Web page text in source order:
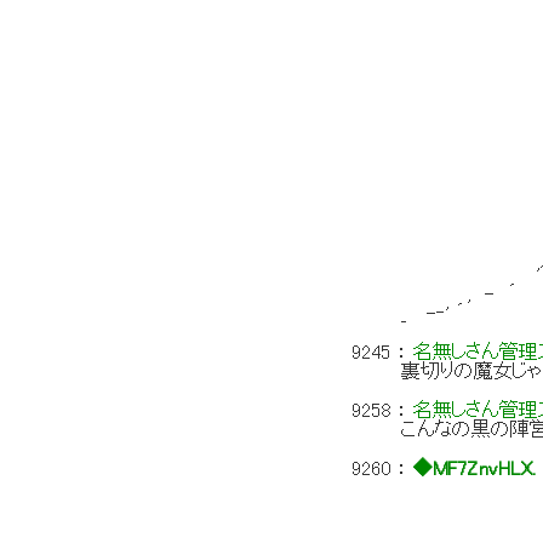
|/| У' /
ｌ ,〈 (l
, /い |/
/ ' ＼
/'イ
| / ,
ﾉ'} ,Λ
厶イ/
{ ｀'‘‐-
| ｀
｝ ￣
_｣
ノく_ -‐
'⌒
, - ´ -‐
_
9245 ：名無しさん管理
裏切りの魔女じゃ
9258 ：名無しさん管理
こんなの黒の陣
9260 ：◆MF7ZnvHLX.
/
/} ./ /